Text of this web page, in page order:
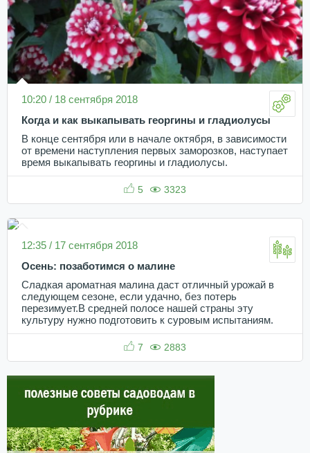
10:20 / 18 сентября 2018
Когда и как выкапывать георгины и гладиолусы
В конце сентября или в начале октября, в зависимости
от времени наступления первых заморозков, наступает
время выкапывать георгины и гладиолусы.
5 3323
12:35 / 17 сентября 2018
Осень: позаботимся о малине
Сладкая ароматная малина даст отличный урожай в
следующем сезоне, если удачно, без потерь
перезимует.В средней полосе нашей страны эту
культуру нужно подготовить к суровым испытаниям.
7 2883